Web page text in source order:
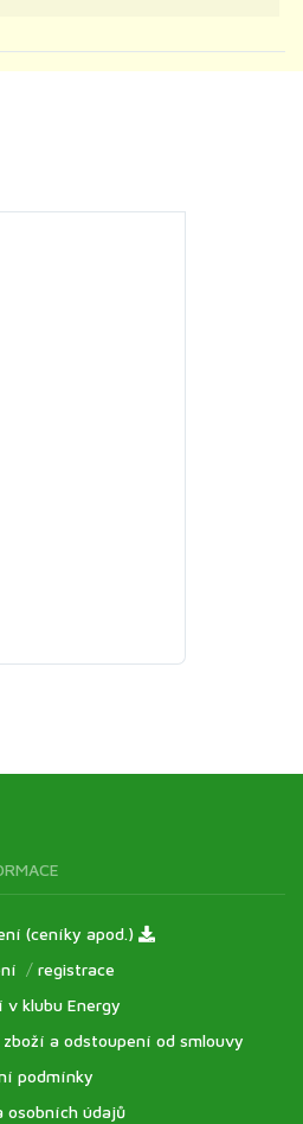
(ceníky apod.)
/ registrace
v klubu Energy
a odstoupení od smlouvy
podmínky
osobních údajů